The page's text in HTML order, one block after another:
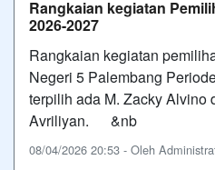
Rangkaian kegiatan
2026-2027
Rangkaian kegiatan
Negeri 5 Palembang
terpilih ada M. Zacky Alvino
Avriliyan. &nb
08/04/2026 20:53 - Oleh